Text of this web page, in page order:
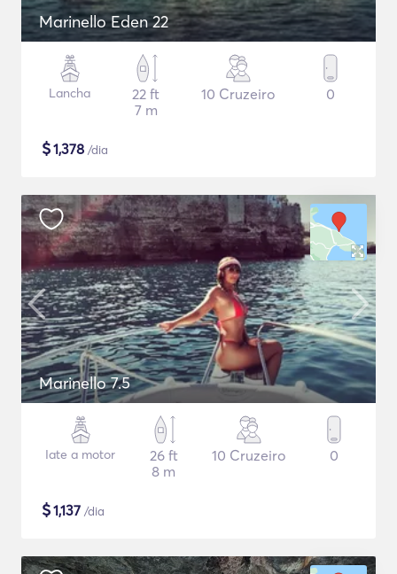
Marinello Eden 22
Lancha
22 ft
7 m
10 Cruzeiro 0
$1,378 /dia
Marinello 7.5
Iate a motor
26 ft
8 m
10 Cruzeiro 0
$1,137 /dia